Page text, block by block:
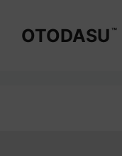
OTODASU ™